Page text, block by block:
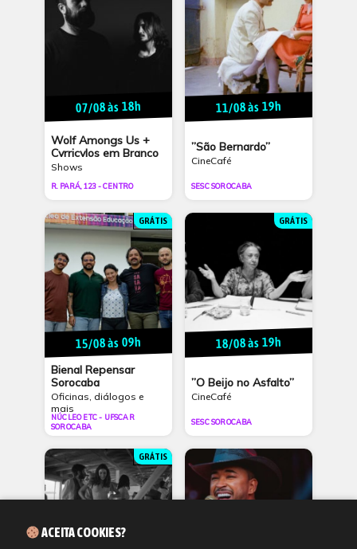
07/08 às 18h
Wolf Amongs Us +
Cvrricvlos em Branco
Shows
R. PARÁ, 123 - CENTRO
11/08 às 19h
”São Bernardo”
CineCafé
SESC SOROCABA
GRÁTIS
15/08 às 09h
Bienal Repensar
Sorocaba
Oficinas, diálogos e
mais
NÚCLEO ETC - UFSCAR
SOROCABA
GRÁTIS
18/08 às 19h
”O Beijo no Asfalto”
CineCafé
SESC SOROCABA
GRÁTIS
ACEITA COOKIES?